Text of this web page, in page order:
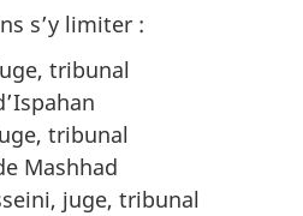
s’y limiter :
tribunal
tribunal
Mashhad
juge, tribunal